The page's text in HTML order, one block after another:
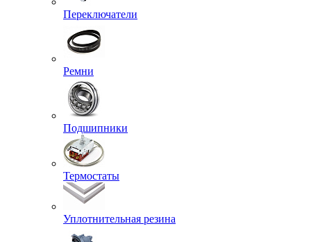
Переключатели
Ремни
Подшипники
Термостаты
Уплотнительная резина